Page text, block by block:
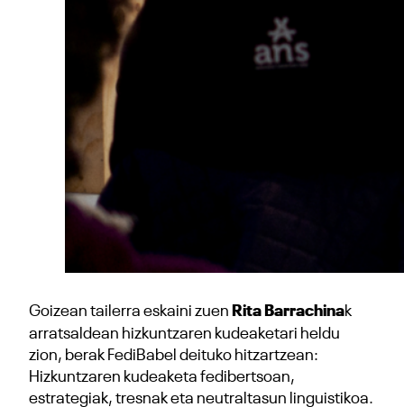
Goizean tailerra eskaini zuen Rita Barrachinak
arratsaldean hizkuntzaren kudeaketari heldu
zion, berak FediBabel deituko hitzartzean:
Hizkuntzaren kudeaketa fedibertsoan,
estrategiak, tresnak eta neutraltasun linguistikoa.